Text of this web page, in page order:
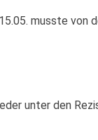
musste von
unter den